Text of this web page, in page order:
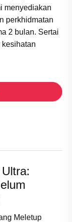
menyediakan
perkhidmatan
2 bulan. Sertai
Meletup